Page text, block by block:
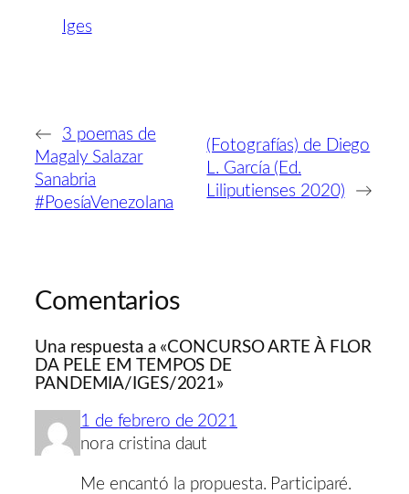
Iges
←
3 poemas de
Magaly Salazar
Sanabria
#PoesíaVenezolana
(Fotografías) de Diego
L. García (Ed.
Liliputienses 2020)
→
Comentarios
Una respuesta a «CONCURSO ARTE À FLOR
DA PELE EM TEMPOS DE
PANDEMIA/IGES/2021»
1 de febrero de 2021
nora cristina daut
Me encantó la propuesta. Participaré.